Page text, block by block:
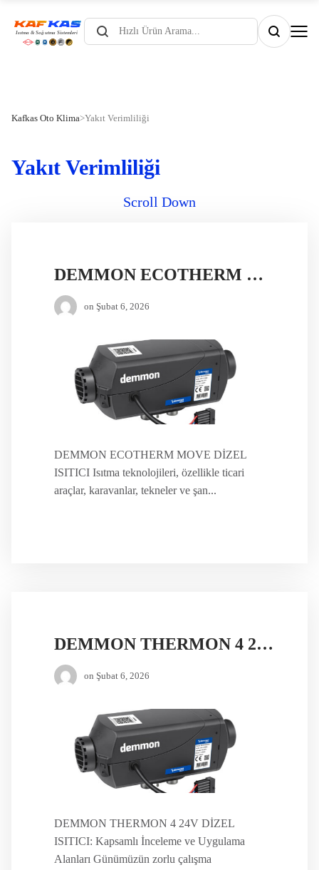
Products
search
Kafkas Oto Klima>Yakıt Verimliliği
Yakıt Verimliliği
Scroll Down
DEMMON ECOTHERM MOVE DİZEL ISITICI
on Şubat 6, 2026
DEMMON ECOTHERM MOVE DİZEL
ISITICI Isıtma teknolojileri, özellikle ticari
araçlar, karavanlar, tekneler ve şan...
DEMMON THERMON 4 24V DİZEL ISITICI
on Şubat 6, 2026
DEMMON THERMON 4 24V DİZEL
ISITICI: Kapsamlı İnceleme ve Uygulama
Alanları Günümüzün zorlu çalışma